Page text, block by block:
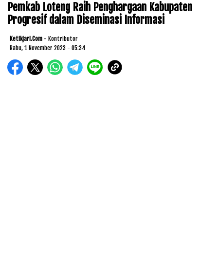
Pemkab Loteng Raih Penghargaan Kabupaten
Progresif dalam Diseminasi Informasi
Ketikjari.com - Kontributor
Rabu, 1 November 2023 - 05:34